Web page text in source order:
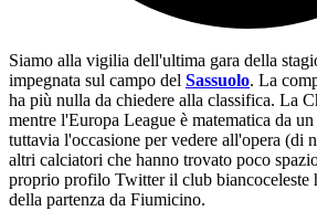
Siamo alla vigilia dell'ultima gara della
impegnata sul campo del Sassuolo. La
ha più nulla da chiedere alla classifica. La
mentre l'Europa League è matematica da
tuttavia l'occasione per vedere all'opera (di
altri calciatori che hanno trovato poco
proprio profilo Twitter il club biancoceleste
della partenza da Fiumicino.